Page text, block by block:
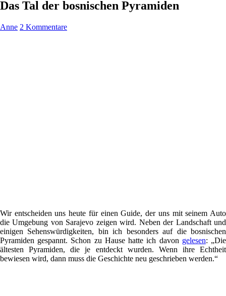
Das Tal der bosnischen Pyramiden
Anne 2 Kommentare
Wir entscheiden uns heute für einen Guide, der uns mit seinem Auto
die Umgebung von Sarajevo zeigen wird. Neben der Landschaft und
einigen Sehenswürdigkeiten, bin ich besonders auf die bosnischen
Pyramiden gespannt. Schon zu Hause hatte ich davon gelesen: „Die
ältesten Pyramiden, die je entdeckt wurden. Wenn ihre Echtheit
bewiesen wird, dann muss die Geschichte neu geschrieben werden.“